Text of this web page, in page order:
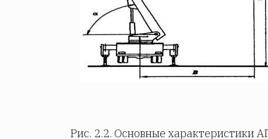
Рис. 2.2. Основные характеристики